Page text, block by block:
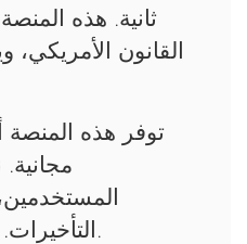
ثانية. هذه
القانون
توفر هذه المنصة
التأخيرات. يرجى التحلي بالصبر.